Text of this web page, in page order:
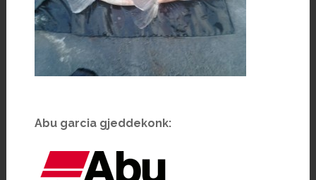
Abu garcia gjeddekonk: